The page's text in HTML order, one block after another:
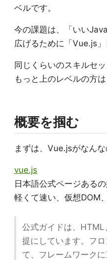
ベルです。
今の課題は、「いい
広げるために「Vue.js
同じくらいのスキルセ
もっと上のレベルの方
概要を掴む
まずは、Vue.jsがなん
vue.js
日本語公式ページあるの
軽くて速い、仮想DOM
公式ガイドは、
提にしています。フ
て、フレームワーク